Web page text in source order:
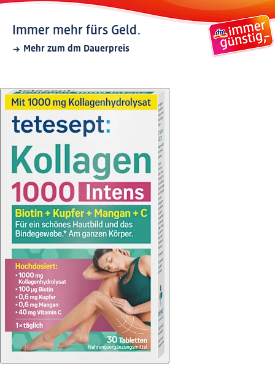
Immer mehr fürs Geld.
Mehr zum dm Dauerpreis